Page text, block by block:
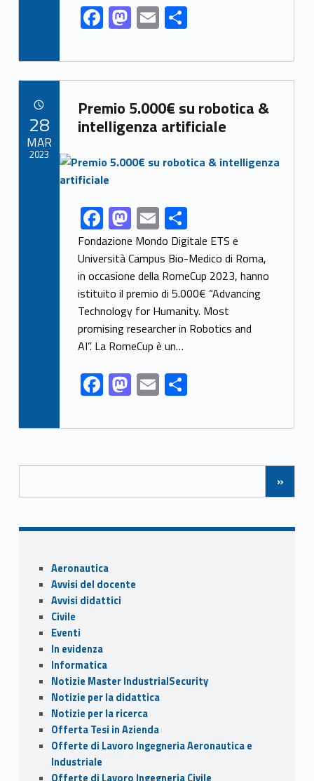
F
ac
e
b
o
o
k
M
as
to
d
o
n
E
m
ai
l
C
n
di
vi
di
Link identifier archive #link-archive-76353
Premio 5.000€ su robotica &
intelligenza artificiale
Link identifier archive #link-archive-thumb-soap-38185
Link identifier share facebook archive #share-link-archive-90083F
ac
e
b
o
o
k
M
as
to
d
o
n
E
m
ai
l
C
o
n
di
vi
di
Fondazione Mondo Digitale ETS e
Università Campus Bio-Medico di Roma,
in occasione della RomeCup 2023, hanno
istituito il premio di 5.000€ “Advancing
Technology for Humanity. Most
promising researcher in Robotics and
AI”. La RomeCup è un…
F
ac
e
o
o
k
M
as
to
o
n
E
m
ai
C
n
vi
di
28
MAR
2023
Posts Navigation
»
Sidebar
Aeronautica
Avvisi del docente
Avvisi didattici
Civile
Eventi
In evidenza
Informatica
Notizie Master IndustrialSecurity
Notizie per la didattica
Notizie per la ricerca
Offerta Tesi in Azienda
Offerte di Lavoro Ingegneria Aeronautica e
Industriale